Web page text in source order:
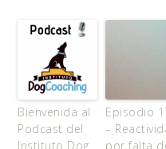
Bienvenida al
Podcast del
Instituto Dog
Episodio
–
por falta